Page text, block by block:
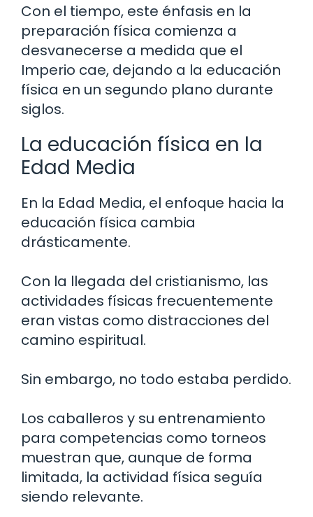
Con el tiempo, este énfasis en la
preparación física comienza a
desvanecerse a medida que el
Imperio cae, dejando a la educación
física en un segundo plano durante
siglos.
La educación física en la
Edad Media
En la Edad Media, el enfoque hacia la
educación física cambia
drásticamente.
Con la llegada del cristianismo, las
actividades físicas frecuentemente
eran vistas como distracciones del
camino espiritual.
Sin embargo, no todo estaba perdido.
Los caballeros y su entrenamiento
para competencias como torneos
muestran que, aunque de forma
limitada, la actividad física seguía
siendo relevante.